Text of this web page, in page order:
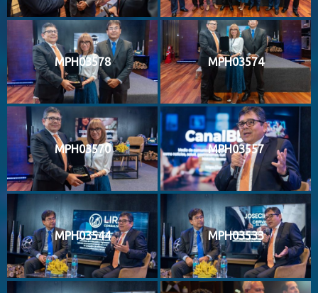
MPH03578 MPH03574
MPH03570 MPH03557
MPH03544 MPH03533